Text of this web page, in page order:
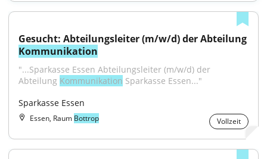
Kommunikation
"...Sparkasse Essen Abteilungsleiter (m/w/d) der
Abteilung Kommunikation Sparkasse Essen..."
Sparkasse Essen
Essen, Raum Bottrop Vollzeit